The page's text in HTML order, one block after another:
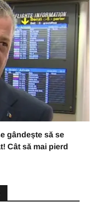
gândește să se
Cât să mai pierd